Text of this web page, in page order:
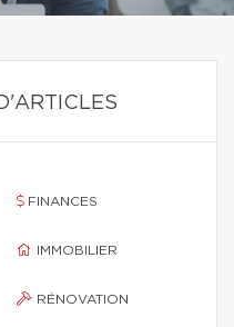
FINANCES
IMMOBILIER
RÉNOVATION